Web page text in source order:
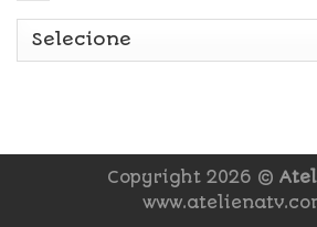
Copyright 2026 ©